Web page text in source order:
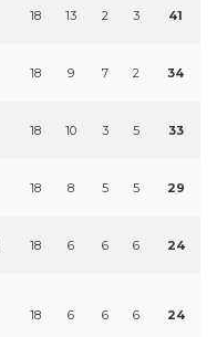
18 13 2 3 41
18 9 7 2 34
18 10 3 5 33
18 8 5 5 29
18 6 6 6 24
18 6 6 6 24